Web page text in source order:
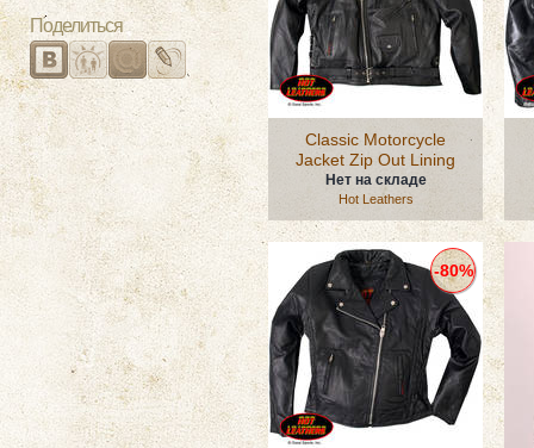
Поделиться
Classic Motorcycle
Jacket Zip Out Lining
Нет на складе
Hot Leathers
-80%